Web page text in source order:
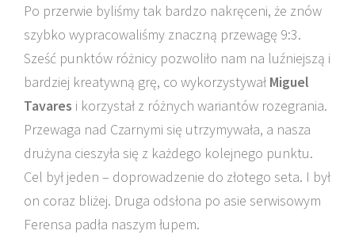
Po przerwie byliśmy tak bardzo nakręceni, że znów
szybko wypracowaliśmy znaczną przewagę 9:3.
Sześć punktów różnicy pozwoliło nam na luźniejszą i
bardziej kreatywną grę, co wykorzystywał Miguel
Tavares i korzystał z różnych wariantów rozegrania.
Przewaga nad Czarnymi się utrzymywała, a nasza
drużyna cieszyła się z każdego kolejnego punktu.
Cel był jeden – doprowadzenie do złotego seta. I był
on coraz bliżej. Druga odsłona po asie serwisowym
Ferensa padła naszym łupem.